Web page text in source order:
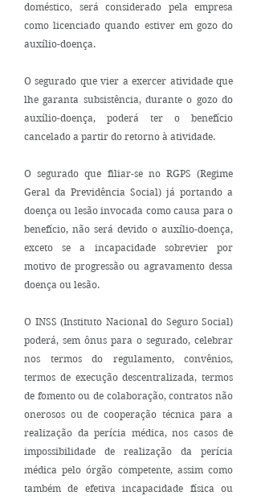
doméstico, será considerado pela empresa
como licenciado quando estiver em gozo do
auxílio-doença.
O segurado que vier a exercer atividade que
lhe garanta subsistência, durante o gozo do
auxílio-doença, poderá ter o benefício
cancelado a partir do retorno à atividade.
O segurado que filiar-se no RGPS (Regime
Geral da Previdência Social) já portando a
doença ou lesão invocada como causa para o
benefício, não será devido o auxílio-doença,
exceto se a incapacidade sobrevier por
motivo de progressão ou agravamento dessa
doença ou lesão.
O INSS (Instituto Nacional do Seguro Social)
poderá, sem ônus para o segurado, celebrar
nos termos do regulamento, convênios,
termos de execução descentralizada, termos
de fomento ou de colaboração, contratos não
onerosos ou de cooperação técnica para a
realização da perícia médica, nos casos de
impossibilidade de realização da perícia
médica pelo órgão competente, assim como
também de efetiva incapacidade física ou